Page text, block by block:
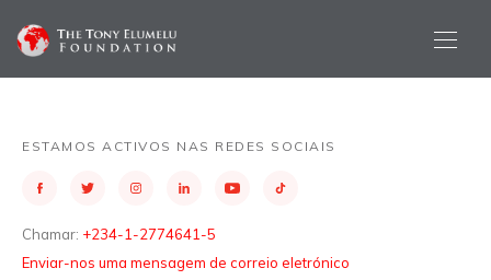
ESTAMOS ACTIVOS NAS REDES SOCIAIS
Chamar: +234-1-2774641-5
Enviar-nos uma mensagem de correio eletrónico